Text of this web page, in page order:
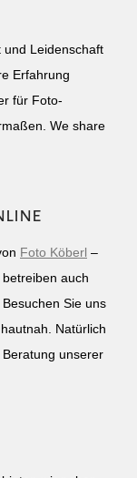
und Leidenschaft
Erfahrung
für Foto-
We share
Foto Köberl –
auch
Sie uns
Natürlich
unserer